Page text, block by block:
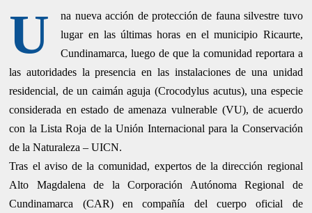
U
na nueva acción de protección de fauna silvestre tuvo
lugar en las últimas horas en el municipio Ricaurte,
Cundinamarca, luego de que la comunidad reportara a
las autoridades la presencia en las instalaciones de una unidad
residencial, de un caimán aguja (Crocodylus acutus), una especie
considerada en estado de amenaza vulnerable (VU), de acuerdo
con la Lista Roja de la Unión Internacional para la Conservación
de la Naturaleza – UICN.
Tras el aviso de la comunidad, expertos de la dirección regional
Alto Magdalena de la Corporación Autónoma Regional de
Cundinamarca (CAR) en compañía del cuerpo oficial de